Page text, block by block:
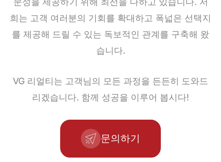
희는 고객 여러분의 기회를 확대하고 폭넓은 선택지
를 제공해 드릴 수 있는 독보적인 관계를 구축해 왔
습니다.
VG 리얼티는 고객님의 모든 과정을 든든히 도와드
리겠습니다. 함께 성공을 이루어 봅시다!
문의하기